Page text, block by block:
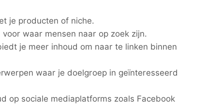
je producten of niche.
waar mensen naar op zoek zijn.
je meer inhoud om naar te linken binnen
waar je doelgroep in geïnteresseerd
op sociale mediaplatforms zoals Facebook